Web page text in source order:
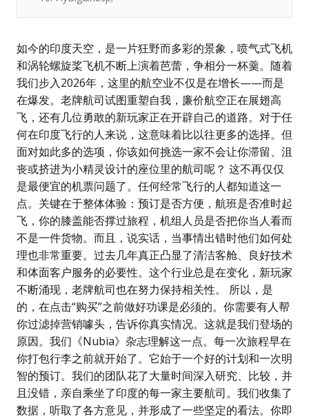
如今的印度天空，是一片狂野而多彩的景象，喷气式飞机
和涡轮螺旋桨飞机不断上演着芭蕾，争相分一杯羹。随着
我们步入2026年，这里的航空业不仅是在增长——而是
在爆发。老牌航司试图重塑自我，廉价航空正在展翅高
飞，还有几位勇敢的新玩家正在开辟自己的道路。对于任
何在印度飞行的人来说，这意味着比以往更多的选择。但
面对如此多的选项，你该如何挑选一家不会让你滞留、沮
丧或挤进为小精灵设计的座位里的航司呢？ 这不再仅仅
是最便宜的机票问题了。任何经常飞行的人都知道这一
点。关键在于整体体验：预订是否方便，航班是否准时起
飞，你的膝盖能否撑过旅程，机组人员是否把你当人看而
不是一件货物。而且，说实话，当事情出错时他们如何处
理也非常重要。过去几年真正凸显了清洁客舱、良好技术
和体面客户服务的必要性。这个行业总是在变化，新玩家
不断涌现，老牌航司也在努力保持相关性。 所以，是
的，在点击“购买”之前做好功课是必须的。你需要有人帮
你过滤掉营销噱头，告诉你真实情况。这就是我们登场的
原因。我们《Nubia》杂志理解这一点。每一次旅程早在
你打包行李之前就开始了。它始于一个好的计划和一次明
智的预订。我们的团队花了大量时间深入研究、比较，并
且没错，亲自乘坐了印度的每一家主要航司。我们收集了
数据，听取了各方意见，并形成了一些坚定的看法。你即